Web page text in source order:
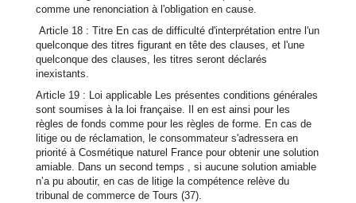
comme une renonciation à l'obligation en cause.
Article 18 : Titre En cas de difficulté d'interprétation entre l'un
quelconque des titres figurant en tête des clauses, et l'une
quelconque des clauses, les titres seront déclarés
inexistants.
Article 19 : Loi applicable Les présentes conditions générales
sont soumises à la loi française. Il en est ainsi pour les
règles de fonds comme pour les règles de forme. En cas de
litige ou de réclamation, le consommateur s'adressera en
priorité à Cosmétique naturel France pour obtenir une solution
amiable. Dans un second temps , si aucune solution amiable
n’a pu aboutir, en cas de litige la compétence relève du
tribunal de commerce de Tours (37).